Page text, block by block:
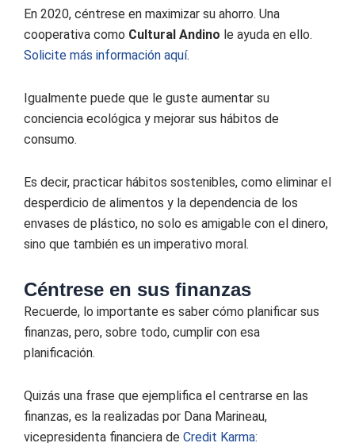
En 2020, céntrese en maximizar su ahorro. Una
cooperativa como Cultural Andino le ayuda en ello.
Solicite más información aquí.
Igualmente puede que le guste aumentar su
conciencia ecológica y mejorar sus hábitos de
consumo.
Es decir, practicar hábitos sostenibles, como eliminar el
desperdicio de alimentos y la dependencia de los
envases de plástico, no solo es amigable con el dinero,
sino que también es un imperativo moral.
Céntrese en sus finanzas
Recuerde, lo importante es saber cómo planificar sus
finanzas, pero, sobre todo, cumplir con esa
planificación.
Quizás una frase que ejemplifica el centrarse en las
finanzas, es la realizadas por Dana Marineau,
vicepresidenta financiera de Credit Karma: